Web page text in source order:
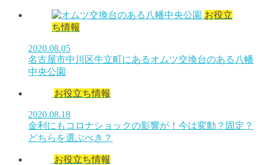
お役立
ち情報
2020.08.05
名古屋市中川区牛立町にあるオムツ交換台のある八幡
中央公園
お役立ち情報
2020.08.18
金利にもコロナショックの影響が！今は変動？固定？
どちらを選ぶべき？
お役立ち情報